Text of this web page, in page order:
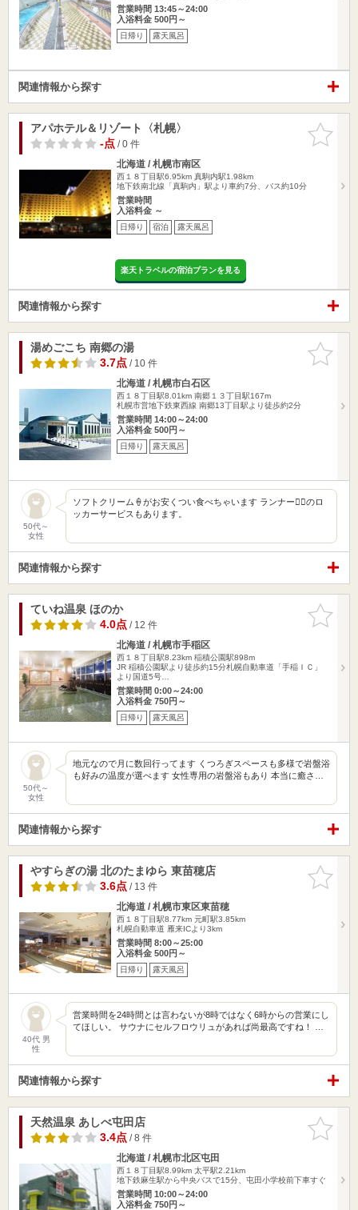
営業時間 13:45～24:00
入浴料金 500円～
日帰り 露天風呂
関連情報から探す
お気に入
りに追加
アパホテル＆リゾート〈札幌〉
-点/ 0 件
北海道 / 札幌市南区
西１８丁目駅6.95km 真駒内駅1.98km
地下鉄南北線「真駒内」駅より車約7分、バス約10分
営業時間
入浴料金 ～
日帰り 宿泊 露天風呂
楽天トラベルの宿泊プランを見る
関連情報から探す
お気に入
りに追加
湯めごこち 南郷の湯
3.7点/ 10 件
北海道 / 札幌市白石区
西１８丁目駅8.01km 南郷１３丁目駅167m
札幌市営地下鉄東西線 南郷13丁目駅より徒歩約2分
営業時間 14:00～24:00
入浴料金 500円～
日帰り 露天風呂
50代～
女性
ソフトクリーム🍦がお安くつい食べちゃいます ランナー🏃‍♀️のロ
ッカーサービスもあります。
関連情報から探す
お気に入
りに追加
ていね温泉 ほのか
4.0点/ 12 件
北海道 / 札幌市手稲区
西１８丁目駅8.23km 稲積公園駅898m
JR 稲積公園駅より徒歩約15分札幌自動車道「手稲ＩＣ」
より国道5号…
営業時間 0:00～24:00
入浴料金 750円～
日帰り 露天風呂
50代～
女性
地元なので月に数回行ってます くつろぎスペースも多様で岩盤浴
も好みの温度が選べます 女性専用の岩盤浴もあり 本当に癒さ…
関連情報から探す
お気に入
りに追加
やすらぎの湯 北のたまゆら 東苗穂店
3.6点/ 13 件
北海道 / 札幌市東区東苗穂
西１８丁目駅8.77km 元町駅3.85km
札幌自動車道 雁来ICより3km
営業時間 8:00～25:00
入浴料金 500円～
日帰り 露天風呂
40代 男
性
営業時間を24時間とは言わないが8時ではなく6時からの営業にし
てほしい。 サウナにセルフロウリュがあれば尚最高ですね！ …
関連情報から探す
お気に入
りに追加
天然温泉 あしべ屯田店
3.4点/ 8 件
北海道 / 札幌市北区屯田
西１８丁目駅8.99km 太平駅2.21km
地下鉄麻生駅から中央バスで15分、屯田小学校前下車すぐ
営業時間 10:00～24:00
入浴料金 750円～